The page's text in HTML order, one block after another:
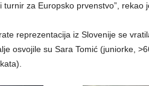
turnir za Europsko prvenstvo”, rekao
reprezentacija iz Slovenije se
osvojile su Sara Tomić (juniorke,